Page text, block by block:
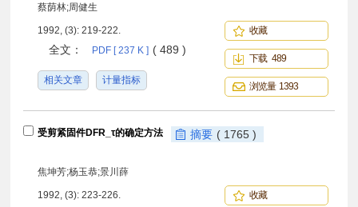
蔡荫林;周健生
1992, (3): 219-222.
全文： PDF [ 237 K ] ( 489 )
相关文章 计量指标
收藏
下载 489
浏览量 1393
受剪紧固件DFR_τ的确定方法 摘要 ( 1765 )
焦坤芳;杨玉恭;景川薛
1992, (3): 223-226. 收藏